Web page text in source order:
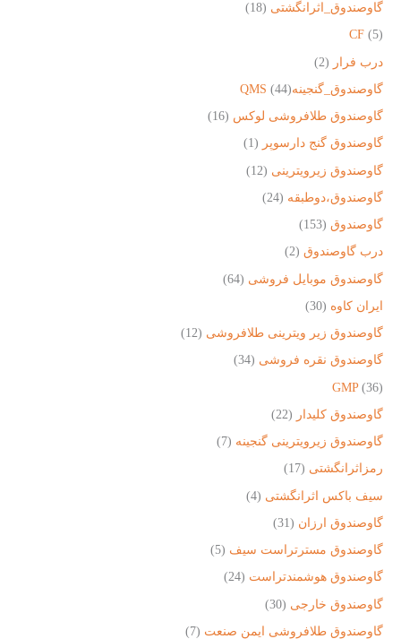
گاوصندوق_اثرانگشتی (18)
CF (5)
درب فرار (2)
گاوصندوق_گنجینهQMS(44)
گاوصندوق طلافروشی لوکس (16)
گاوصندوق گنج دارسوپر (1)
گاوصندوق زیرویترینی (12)
گاوصندوق،دوطبقه (24)
گاوصندوق (153)
درب گاوصندوق (2)
گاوصندوق موبایل فروشی (64)
ایران کاوه (30)
گاوصندوق زیر ویترینی طلافروشی (12)
گاوصندوق نقره فروشی (34)
GMP (36)
گاوصندوق کلیدار (22)
گاوصندوق زیرویترینی گنجینه (7)
رمزاثرانگشتی (17)
سیف باکس اثرانگشتی (4)
گاوصندوق ارزان (31)
گاوصندوق مسترتراست سیف (5)
گاوصندوق هوشمندتراست (24)
گاوصندوق خارجی (30)
گاوصندوق طلافروشی ایمن صنعت (7)